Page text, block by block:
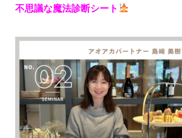
不思議な魔法診断シート